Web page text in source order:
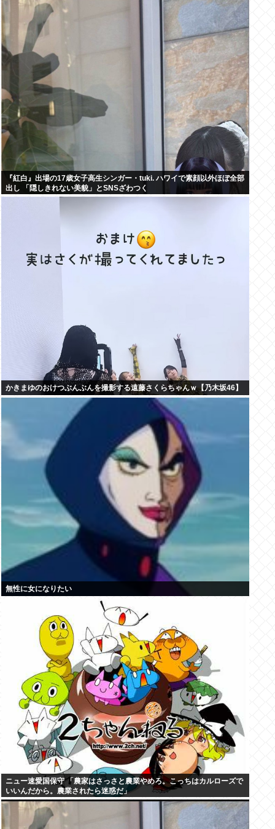
『紅白』出場の17歳女子高生シンガー・tuki. ハワイで素顔以外ほぼ全部
出し 「隠しきれない美貌」とSNSざわつく
かきまゆのおけつぶんぶんを撮影する遠藤さくらちゃんｗ【乃木坂46】
無性に女になりたい
ニュー速愛国保守 「農家はさっさと農業やめろ。こっちはカルローズで
いいんだから。農業されたら迷惑だ」